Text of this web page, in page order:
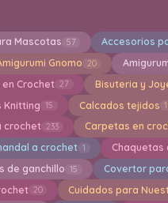
Mascotas 57 Accesorios
Gnomo 20
en Crochet 27 Bisuteria y
Knitting 15 Calcados tejidos
crochet 233 Carpetas en
a crochet 1 Chaquetas
de ganchillo 15 Covertor
20 Cuidados para